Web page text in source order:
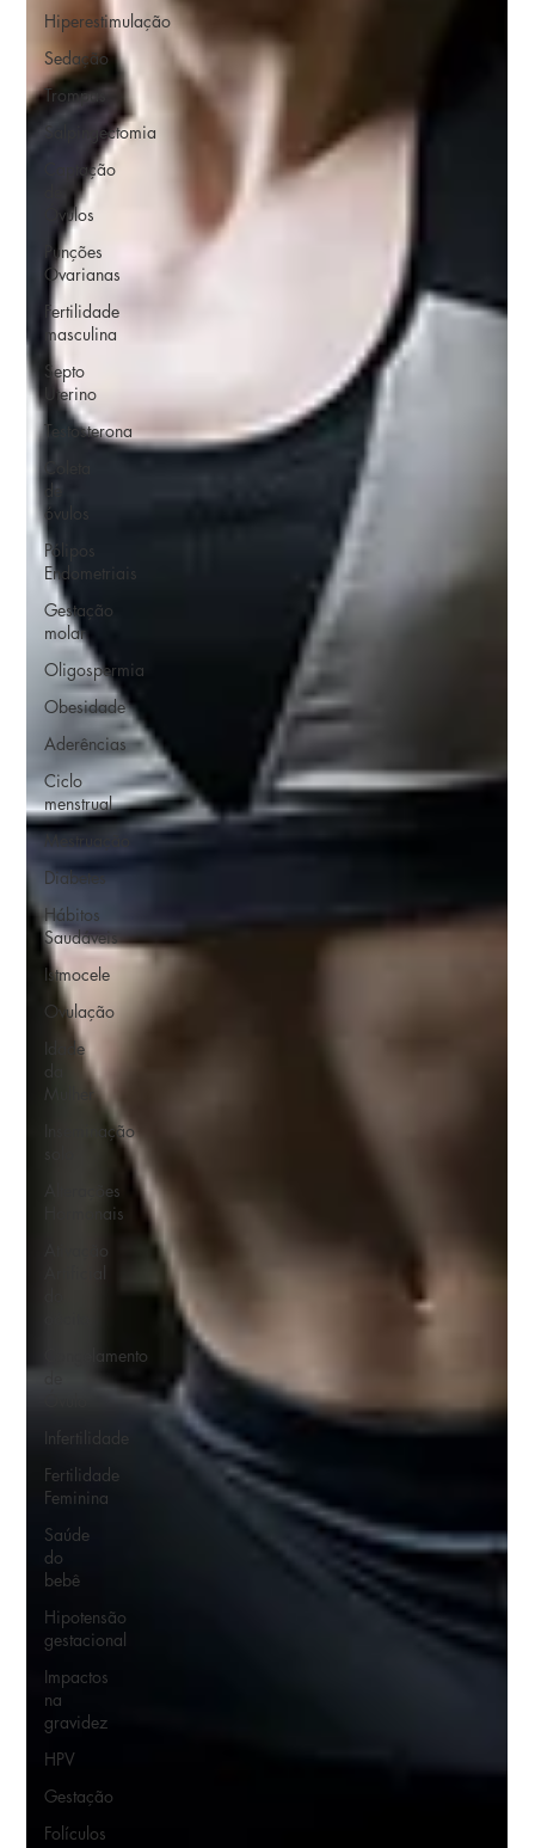
Hiperestimulação
Sedação
Trompas
Salpingectomia
Captação
Óvulos
Punções
Ovarianas
Fertilidade
masculina
Septo
Uterino
Testosterona
Coleta
de
óvulos
Pólipos
Endometriais
Gestação
molar
Oligospermia
Obesidade
Aderências
Ciclo
menstrual
Mestruação
Diabetes
Hábitos
Saudáveis
Istmocele
Ovulação
Idade
da
Mulher
Inseminação
Alterações
Hormonais
Ativação
Congelamento
Infertilidade
Fertilidade
Feminina
Saúde
do
bebê
Hipotensão
gestacional
Impactos
na
gravidez
HPV
Gestação
Folículos